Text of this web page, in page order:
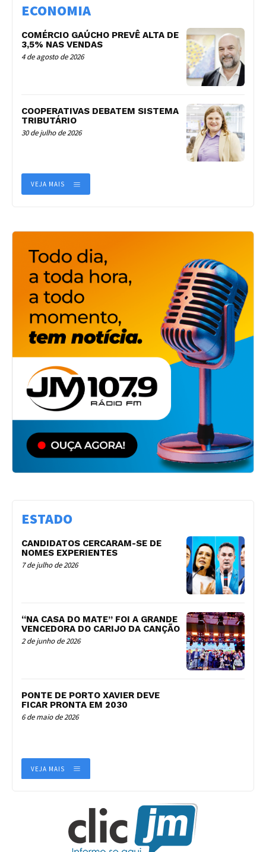
ECONOMIA
COMÉRCIO GAÚCHO PREVÊ ALTA DE
3,5% NAS VENDAS
4 de agosto de 2026
COOPERATIVAS DEBATEM SISTEMA
TRIBUTÁRIO
30 de julho de 2026
VEJA MAIS
ESTADO
CANDIDATOS CERCARAM-SE DE
NOMES EXPERIENTES
7 de julho de 2026
“NA CASA DO MATE” FOI A GRANDE
VENCEDORA DO CARIJO DA CANÇÃO
2 de junho de 2026
PONTE DE PORTO XAVIER DEVE
FICAR PRONTA EM 2030
6 de maio de 2026
VEJA MAIS